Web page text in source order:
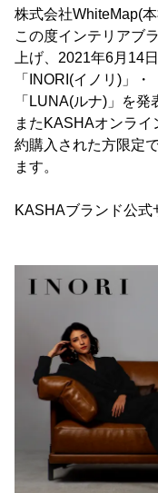
株式会社WhiteMap(
この度インテリアブ
上げ、2021年6月14
「INORI(イノリ)」
「LUNA(ルナ)」を発
またKASHAオンラ
約購入された方限定
ます。
KASHAブランド公式